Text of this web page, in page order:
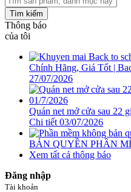
Tìm kiếm
Thông báo
của tôi
Chính Hãng, Giá Tốt |
27/07/2026
Quán net mở cửa sau 22
Chi tiết 03/07/2026
BẢN QUYỀN PHẦN
Xem tất cả thông báo
Đăng nhập
Tài khoản